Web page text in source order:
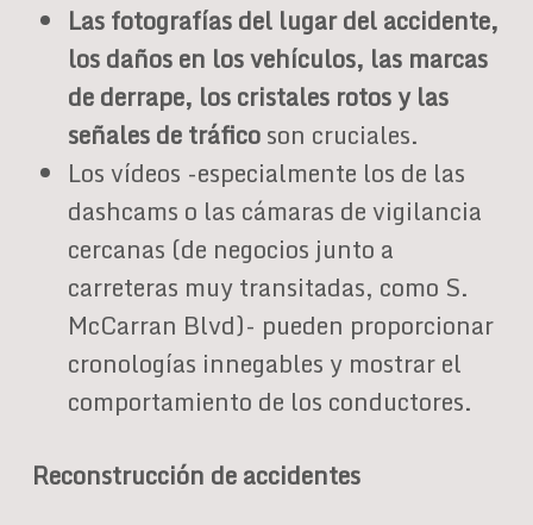
Las fotografías del lugar del accidente,
los daños en los vehículos, las marcas
de derrape, los cristales rotos y las
señales de tráficoson cruciales.
Los vídeos -especialmente los de las
dashcams o las cámaras de vigilancia
cercanas (de negocios junto a
carreteras muy transitadas, como S.
McCarran Blvd)- pueden proporcionar
cronologías innegables y mostrar el
comportamiento de los conductores.
Reconstrucción de accidentes